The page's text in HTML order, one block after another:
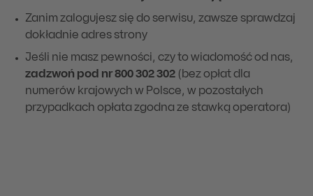
Zanim zalogujesz się do serwisu, zawsze sprawdzaj
dokładnie adres strony
Jeśli nie masz pewności, czy to wiadomość od nas,
zadzwoń pod nr 800 302 302 (bez opłat dla
numerów krajowych w Polsce, w pozostałych
przypadkach opłata zgodna ze stawką operatora)